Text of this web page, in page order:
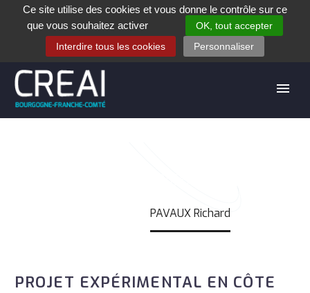
+33 (0)3 80 28 84 40
Contact
Espace contribuants Offres d’emploi
PAVAUX Richard
PROJET EXPÉRIMENTAL EN CÔTE
Ce site utilise des cookies et vous donne le contrôle sur ce
que vous souhaitez activer
OK, tout accepter
Interdire tous les cookies
Personnaliser